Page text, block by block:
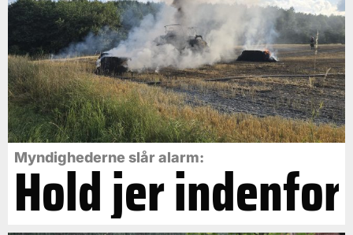
Myndighederne slår alarm:
Hold jer indenfor